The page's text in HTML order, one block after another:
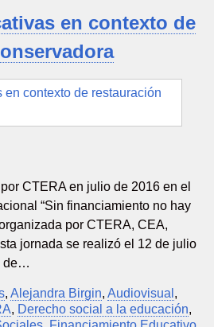
en contexto de
CTERA en julio de 2016 en el
“Sin financiamiento no hay
por CTERA, CEA,
jornada se realizó el 12 de julio
de…
, Alejandra Birgin, Audiovisual ,
, Derecho social a la educación,